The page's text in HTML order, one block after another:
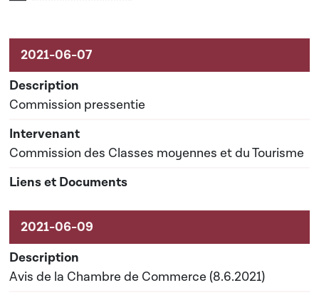
Commission pressentie
Commission des Classes moyennes et du Tourisme
Avis de la Chambre de Commerce (8.6.2021)